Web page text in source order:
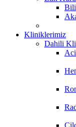
Kliniklerimiz
Dahili